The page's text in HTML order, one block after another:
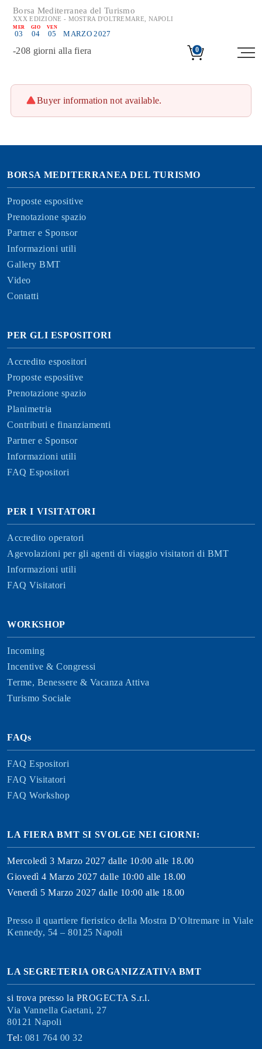
Borsa Mediterranea del Turismo
XXX EDIZIONE - MOSTRA D'OLTREMARE, NAPOLI
MER
03
GIO
04
VEN
05 MARZO 2027
-208 giorni alla fiera 0
Buyer information not available.
BORSA MEDITERRANEA DEL TURISMO
Proposte espositive
Prenotazione spazio
Partner e Sponsor
Informazioni utili
Gallery BMT
Video
Contatti
PER GLI ESPOSITORI
Accredito espositori
Proposte espositive
Prenotazione spazio
Planimetria
Contributi e finanziamenti
Partner e Sponsor
Informazioni utili
FAQ Espositori
PER I VISITATORI
Accredito operatori
Agevolazioni per gli agenti di viaggio visitatori di BMT
Informazioni utili
FAQ Visitatori
WORKSHOP
Incoming
Incentive & Congressi
Terme, Benessere & Vacanza Attiva
Turismo Sociale
FAQs
FAQ Espositori
FAQ Visitatori
FAQ Workshop
LA FIERA BMT SI SVOLGE NEI GIORNI:
Mercoledì 3 Marzo 2027 dalle 10:00 alle 18.00
Giovedì 4 Marzo 2027 dalle 10:00 alle 18.00
Venerdì 5 Marzo 2027 dalle 10:00 alle 18.00
Presso il quartiere fieristico della Mostra D’Oltremare in Viale
Kennedy, 54 – 80125 Napoli
LA SEGRETERIA ORGANIZZATIVA BMT
si trova presso la PROGECTA S.r.l.
Via Vannella Gaetani, 27
80121 Napoli
Tel: 081 764 00 32